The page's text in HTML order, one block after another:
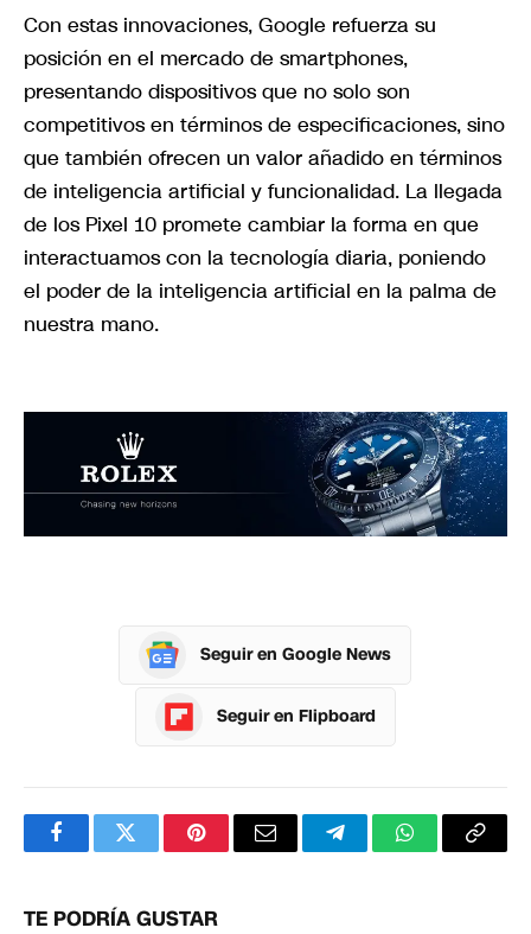
Con estas innovaciones, Google refuerza su
posición en el mercado de smartphones,
presentando dispositivos que no solo son
competitivos en términos de especificaciones, sino
que también ofrecen un valor añadido en términos
de inteligencia artificial y funcionalidad. La llegada
de los Pixel 10 promete cambiar la forma en que
interactuamos con la tecnología diaria, poniendo
el poder de la inteligencia artificial en la palma de
nuestra mano.
Seguir en Google News
Seguir en Flipboard
FacebookTwitterPinterestCorreoTelegramWhatsApp
TE PODRÍA GUSTAR